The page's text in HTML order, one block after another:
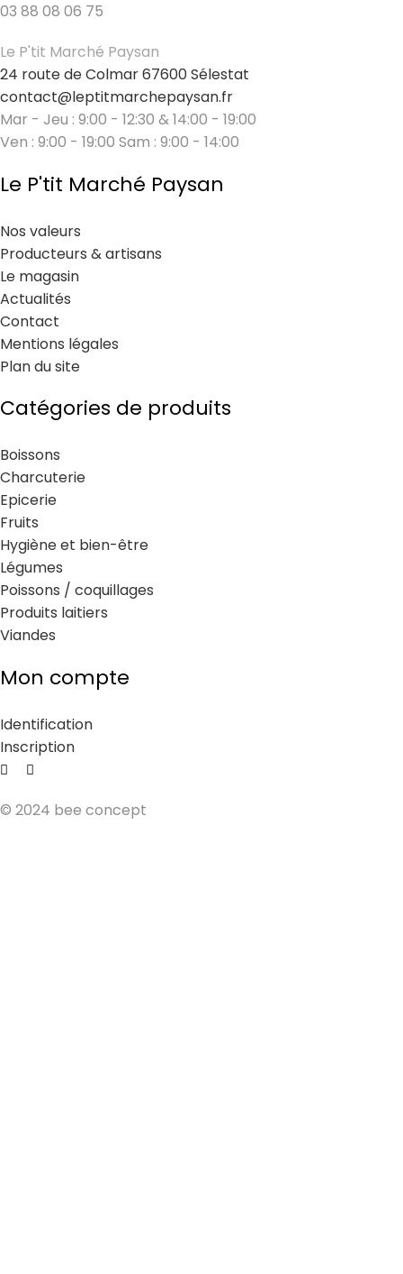
03 88 08 06 75
Le P'tit Marché Paysan
24 route de Colmar 67600 Sélestat
contact@leptitmarchepaysan.fr
Mar - Jeu : 9:00 - 12:30 & 14:00 - 19:00
Ven : 9:00 - 19:00 Sam : 9:00 - 14:00
Le P'tit Marché Paysan
Nos valeurs
Producteurs & artisans
Le magasin
Actualités
Contact
Mentions légales
Plan du site
Catégories de produits
Boissons
Charcuterie
Epicerie
Fruits
Hygiène et bien-être
Légumes
Poissons / coquillages
Produits laitiers
Viandes
Mon compte
Identification
Inscription
© 2024 bee concept